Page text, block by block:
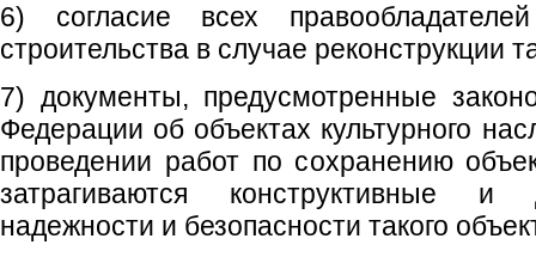
6) согласие всех
строительства в случае реконструкции
7) документы, предусмотренные
Федерации об объектах культурного
проведении работ по сохранению
затрагиваются конструктивные и
надежности и безопасности такого